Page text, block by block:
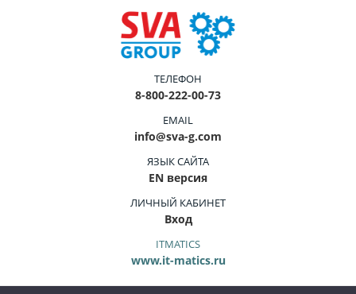
ТЕЛЕФОН
8-800-222-00-73
EMAIL
info@sva-g.com
ЯЗЫК САЙТА
EN версия
ЛИЧНЫЙ КАБИНЕТ
Вход
ITMATICS
www.it-matics.ru